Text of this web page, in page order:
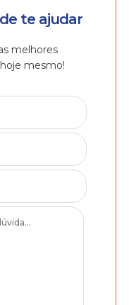
te ajudar
melhores
mesmo!